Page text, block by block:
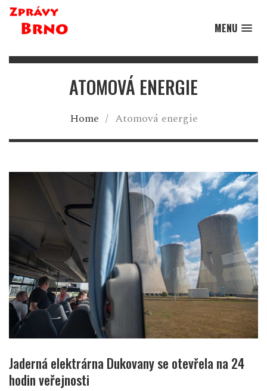
MENU
ATOMOVÁ ENERGIE
Home / Atomová energie
Jaderná elektrárna Dukovany se otevřela na 24
hodin veřejnosti